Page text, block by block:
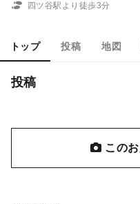
四ツ谷駅より徒歩3分
トップ 投稿 地図
投稿
この